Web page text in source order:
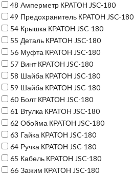
48 Амперметр КРАТОН JSC-180
49 Предохранитель КРАТОН JSC-180
54 Крышка КРАТОН JSC-180
55 Деталь КРАТОН JSC-180
56 Муфта КРАТОН JSC-180
57 Винт КРАТОН JSC-180
58 Шайба КРАТОН JSC-180
59 Шайба КРАТОН JSC-180
60 Болт КРАТОН JSC-180
61 Втулка КРАТОН JSC-180
62 Обойма КРАТОН JSC-180
63 Гайка КРАТОН JSC-180
64 Ручка КРАТОН JSC-180
65 Кабель КРАТОН JSC-180
66 Зажим КРАТОН JSC-180